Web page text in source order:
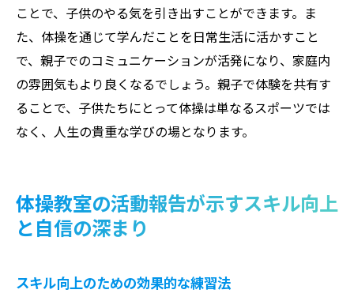
ことで、子供のやる気を引き出すことができます。ま
た、体操を通じて学んだことを日常生活に活かすこと
で、親子でのコミュニケーションが活発になり、家庭内
の雰囲気もより良くなるでしょう。親子で体験を共有す
ることで、子供たちにとって体操は単なるスポーツでは
なく、人生の貴重な学びの場となります。
体操教室の活動報告が示すスキル向上
と自信の深まり
スキル向上のための効果的な練習法